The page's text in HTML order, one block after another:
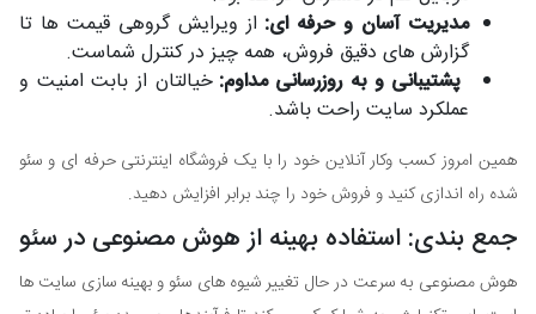
مدیریت آسان و حرفه ای: از ویرایش گروهی قیمت ها تا
گزارش های دقیق فروش، همه چیز در کنترل شماست.
پشتیبانی و به روزرسانی مداوم: خیالتان از بابت امنیت و
عملکرد سایت راحت باشد.
همین امروز کسب وکار آنلاین خود را با یک فروشگاه اینترنتی حرفه ای و سئو
شده راه اندازی کنید و فروش خود را چند برابر افزایش دهید.
جمع بندی: استفاده بهینه از هوش مصنوعی در سئو
هوش مصنوعی به سرعت در حال تغییر شیوه های سئو و بهینه سازی سایت ها